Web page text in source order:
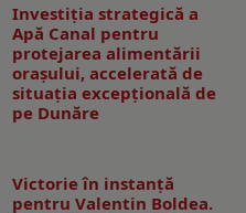
Investiția strategică a
Apă Canal pentru
protejarea alimentării
orașului, accelerată de
situația excepțională de
pe Dunăre
Victorie în instanță
pentru Valentin Boldea.